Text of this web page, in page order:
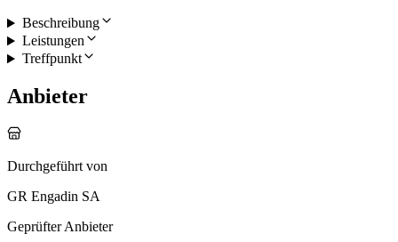
Beschreibung
Leistungen
Treffpunkt
Anbieter
Durchgeführt von
GR Engadin SA
Geprüfter Anbieter